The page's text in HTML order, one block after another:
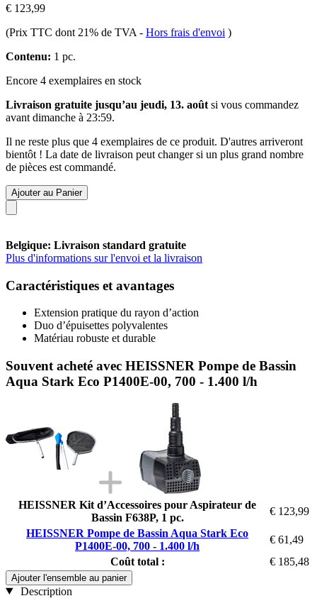
€ 123,99
(Prix TTC dont 21% de TVA - Hors frais d'envoi )
Contenu: 1 pc.
Encore 4 exemplaires en stock
Livraison gratuite jusqu’au jeudi, 13. août si vous commandez
avant dimanche à 23:59.
Il ne reste plus que 4 exemplaires de ce produit. D'autres arriveront
bientôt ! La date de livraison peut changer si un plus grand nombre
de pièces est commandé.
Ajouter au Panier
Belgique: Livraison standard gratuite
Plus d'informations sur l'envoi et la livraison
Caractéristiques et avantages
Extension pratique du rayon d’action
Duo d’épuisettes polyvalentes
Matériau robuste et durable
Souvent acheté avec HEISSNER Pompe de Bassin
Aqua Stark Eco P1400E-00, 700 - 1.400 l/h
HEISSNER Kit d’Accessoires pour Aspirateur de
Bassin F638P, 1 pc.
€ 123,99
HEISSNER Pompe de Bassin Aqua Stark Eco
P1400E-00, 700 - 1.400 l/h
€ 61,49
Coût total :
€ 185,48
Ajouter l'ensemble au panier
Description